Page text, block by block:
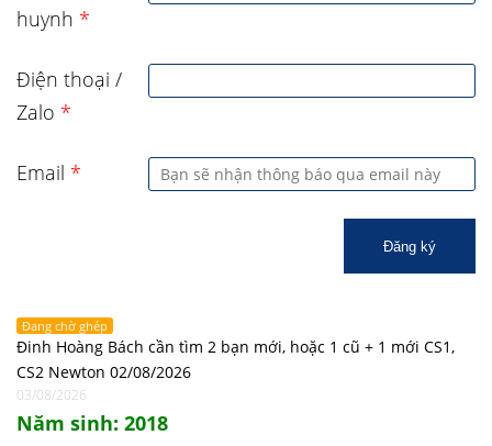
huynh *
Điện thoại /
Zalo *
Email *
Đăng ký
Đang chờ ghép
Đinh Hoàng Bách cần tìm 2 bạn mới, hoặc 1 cũ + 1 mới CS1,
CS2 Newton 02/08/2026
03/08/2026
Năm sinh: 2018